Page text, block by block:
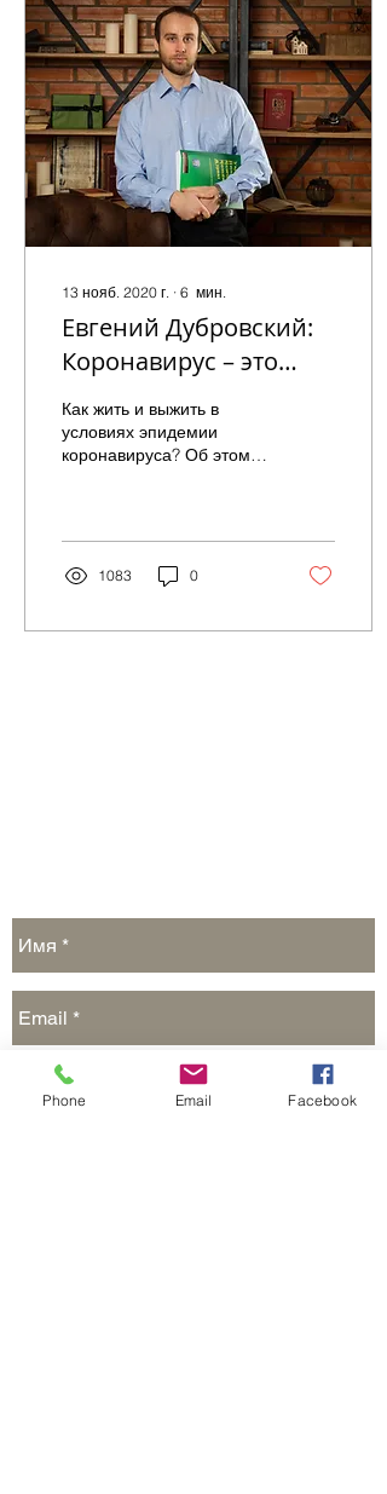
13 нояб. 2020 г. ∙ 6 мин.
Евгений Дубровский:
Коронавирус – это
надолго
Как жить и выжить в
условиях эпидемии
коронавируса? Об этом –
с начала...
1083 0
Phone Email Facebook